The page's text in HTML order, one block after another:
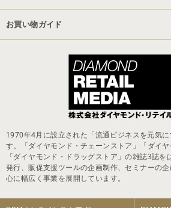
お買い物ガイド
1970年4月に設立された「流通ビジネスを元気
す。「ダイヤモンド・チェーンストア」「ダイヤ
「ダイヤモンド・ドラッグストア」の雑誌3誌を
発行、販促支援ツールの企画制作、セミナーの
心に幅広く事業を展開しています。